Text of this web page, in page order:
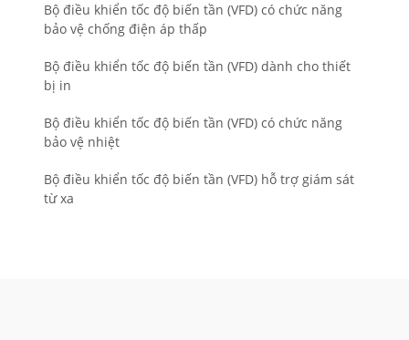
Bộ điều khiển tốc độ biến tần (VFD) có chức năng
bảo vệ chống điện áp thấp
Bộ điều khiển tốc độ biến tần (VFD) dành cho thiết
bị in
Bộ điều khiển tốc độ biến tần (VFD) có chức năng
bảo vệ nhiệt
Bộ điều khiển tốc độ biến tần (VFD) hỗ trợ giám sát
từ xa